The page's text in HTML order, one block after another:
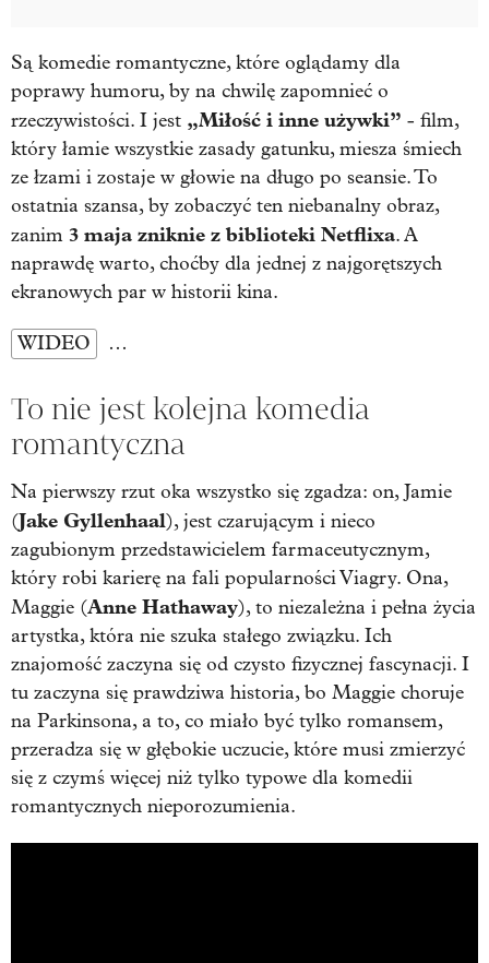
Są komedie romantyczne, które oglądamy dla
poprawy humoru, by na chwilę zapomnieć o
rzeczywistości. I jest „Miłość i inne używki” - film,
który łamie wszystkie zasady gatunku, miesza śmiech
ze łzami i zostaje w głowie na długo po seansie. To
ostatnia szansa, by zobaczyć ten niebanalny obraz,
zanim 3 maja zniknie z biblioteki Netflixa. A
naprawdę warto, choćby dla jednej z najgorętszych
ekranowych par w historii kina.
WIDEO …
To nie jest kolejna komedia
romantyczna
Na pierwszy rzut oka wszystko się zgadza: on, Jamie
(Jake Gyllenhaal), jest czarującym i nieco
zagubionym przedstawicielem farmaceutycznym,
który robi karierę na fali popularności Viagry. Ona,
Maggie (Anne Hathaway), to niezależna i pełna życia
artystka, która nie szuka stałego związku. Ich
znajomość zaczyna się od czysto fizycznej fascynacji. I
tu zaczyna się prawdziwa historia, bo Maggie choruje
na Parkinsona, a to, co miało być tylko romansem,
przeradza się w głębokie uczucie, które musi zmierzyć
się z czymś więcej niż tylko typowe dla komedii
romantycznych nieporozumienia.